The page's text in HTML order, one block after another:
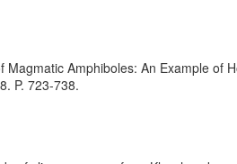
Amphiboles: An Example of
P. 723-738.